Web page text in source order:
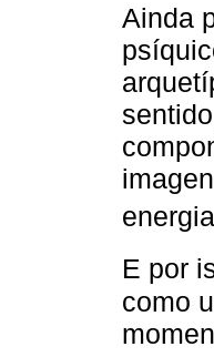
Ainda
E por
como